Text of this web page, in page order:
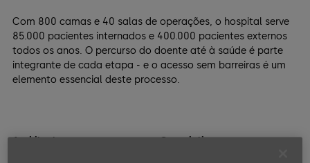
Com 800 camas e 40 salas de operações, o hospital serve
85.000 pacientes internados e 400.000 pacientes externos
todos os anos. O percurso do doente até à saúde é parte
integrante de cada etapa - e o acesso sem barreiras é um
elemento essencial deste processo.
Architect:
Completion: